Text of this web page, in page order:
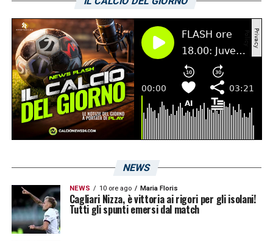
centrocampista è alle prese con una lesione
al flessore della coscia sinistra.
LA PLAYLIST DELLE NOSTRE TOP NEWS
NEWS
NEWS 10 ore ago Maria Floris
Cagliari Nizza, è vittoria ai rigori per gli isolani!
Tutti gli spunti emersi dal match